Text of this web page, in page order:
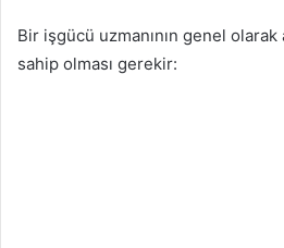
Bir işgücü uzmanının genel
sahip olması gerekir: